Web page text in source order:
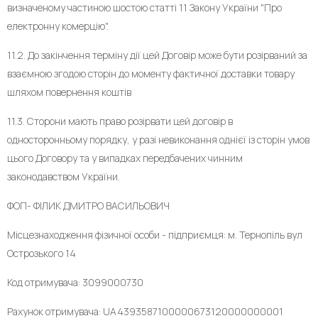
визначеному частиною шостою статті 11 Закону України "Про
електронну комерцію".
11.2. До закінчення терміну дії цей Договір може бути розірваний за
взаємною згодою сторін до моменту фактичної доставки товару
шляхом повернення коштів
11.3. Сторони мають право розірвати цей договір в
односторонньому порядку, у разі невиконання однієї із сторін умов
цього Договору та у випадках передбачених чинним
законодавством України.
ФОП- ФІЛИК ДМИТРО ВАСИЛЬОВИЧ
Місцезнаходження фізичної особи - підприємця: м. Тернопіль вул
Острозького 14
Код отримувача: 3099000730
Рахунок отримувача: UA4393587100000673120000000001